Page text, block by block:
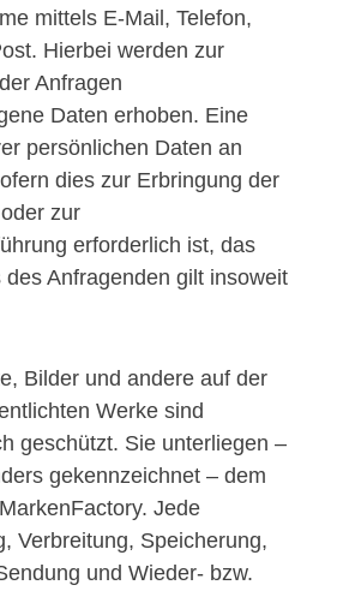
mittels E-Mail, Telefon,
Hierbei werden zur
Anfragen
Daten erhoben. Eine
persönlichen Daten an
dies zur Erbringung der
zur
erforderlich ist, das
des Anfragenden gilt insoweit
Bilder und andere auf der
Werke sind
geschützt. Sie unterliegen –
gekennzeichnet – dem
Jede
Verbreitung, Speicherung,
und Wieder- bzw.